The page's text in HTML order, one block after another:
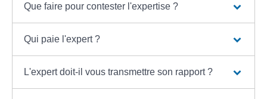
Que faire pour contester l'expertise ?
Qui paie l'expert ?
L'expert doit-il vous transmettre son rapport ?